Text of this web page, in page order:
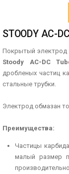
STOODY AC-
Покрытый электрод
Stoody AC-DC
дробленых частиц
стальные трубки.
Электрод обмазан
Преимущества:
Частицы
малый размер